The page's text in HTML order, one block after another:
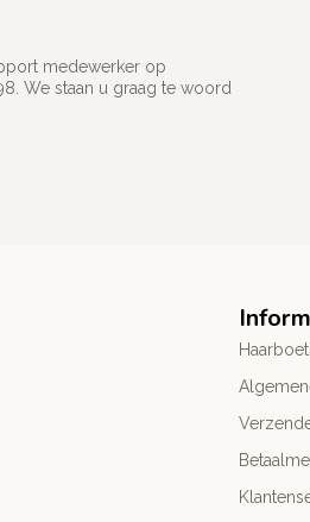
medewerker op
We staan u graag te woord